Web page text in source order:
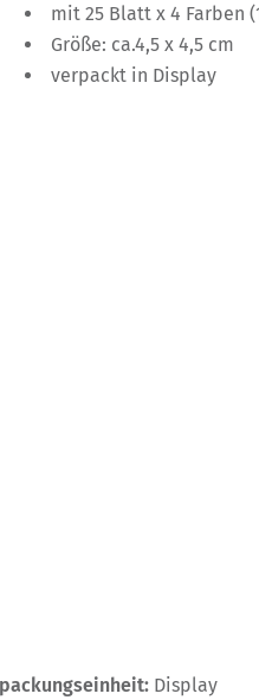
mit 25 Blatt x 4 Farben
Größe: ca.4,5 x 4,5 cm
verpackt in Display
Display